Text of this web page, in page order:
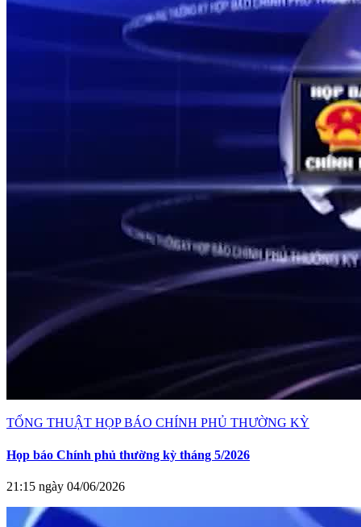
TỔNG THUẬT HỌP BÁO CHÍNH PHỦ THƯỜNG KỲ
Họp báo Chính phủ thường kỳ tháng 5/2026
21:15 ngày 04/06/2026